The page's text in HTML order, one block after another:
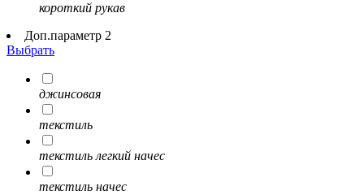
короткий рукав
Доп.параметр 2
Выбрать
джинсовая
текстиль
текстиль легкий начес
текстиль начес